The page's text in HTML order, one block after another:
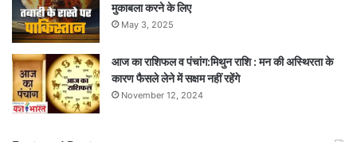
मुकाबला करने के लिए
May 3, 2025
आज का राशिफल व पंचांग:मिथुन राशि : मन की अस्थिरता के
कारण फैसले लेने में सक्षम नहीं रहेंगे
November 12, 2024